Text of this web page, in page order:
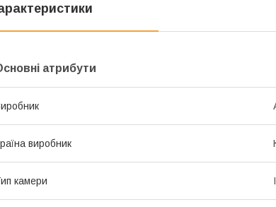
атрибути
виробник
камери